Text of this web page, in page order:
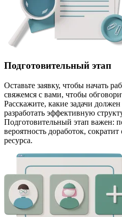
Подготовительный этап
Оставьте заявку, чтобы начать
свяжемся с вами, чтобы
Расскажите, какие задачи
разработать эффективную
Подготовительный этап важен:
вероятность доработок,
ресурса.